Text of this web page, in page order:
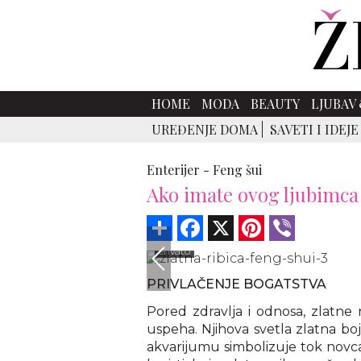
HOME MODA BEAUTY
UREĐENJE DOMA
SAVETI I IDEJE
Enterijer - Feng šui
Ako imate ovog
Share Facebook Pinterest
envato
PRIVLAČENJE BOGATSTVA
Pored zdravlja i odnosa, zlatne
uspeha. Njihova svetla zlatna
akvarijumu simbolizuje tok